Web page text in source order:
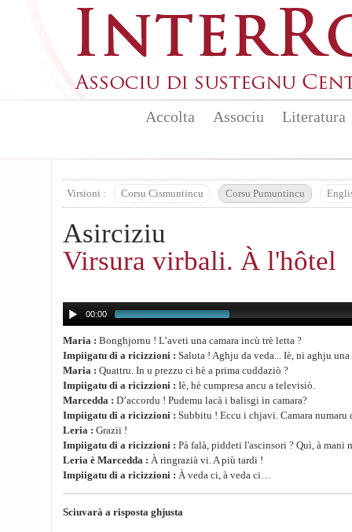
Accolta Associu Literatura
Virsioni : Corsu Cismuntincu Corsu Pumuntincu
Asirciziu
Virsura virbali. À l'hôtel
00:00
Maria : Bonghjornu ! L’aveti una camara incù trè letta ?
Impiigatu di a ricizzioni : Saluta ! Aghju da veda... Iè, ni aghju
Maria : Quattru. In u prezzu ci hè a prima cuddaziò ?
Impiigatu di a ricizzioni : Iè, hè cumpresa ancu a televisiò.
Marcedda : D’accordu ! Pudemu lacà i balisgi in camara?
Impiigatu di a ricizzioni : Subbitu ! Eccu i chjavi. Camara numaru
Leria : Grazii !
Impiigatu di a ricizzioni : Pà falà, piddeti l'ascinsori ? Quì, à mani
Leria è Marcedda : À ringrazià vi. A più tardi !
Impiigatu di a ricizzioni : À veda ci, à veda ci…
Sciuvarà a risposta ghjusta